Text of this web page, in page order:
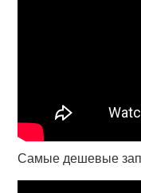
Самые дешевые